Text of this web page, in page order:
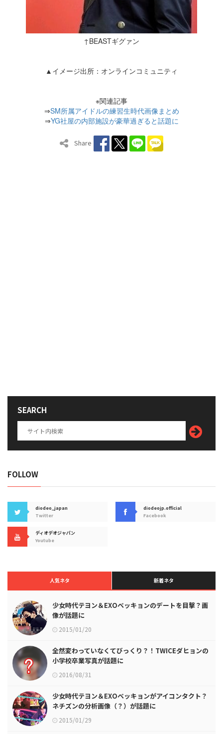
↑BEASTギグァン
▲イメージ出所：オンラインコミュニティ
※関連記事
⇒SM所属アイドルの練習生時代画像まとめ
⇒YG社屋の内部施設が豪華過ぎると話題に
Share
SEARCH
FOLLOW
diodeo_japan
Twitter
diodeojp.official
Facebook
ディオデオジャパン
Youtube
人気ネタ 新着ネタ
少女時代テヨン＆EXOベッキョンのデートを目撃？画
像が話題に
2015/01/20
全然変わっていなくてびっくり？！TWICEダヒョンの
小学校卒業写真が話題に
2016/08/31
少女時代テヨン＆EXOベッキョンがアイコンタクト？
ネチズンの分析画像（？）が話題に
2015/01/29